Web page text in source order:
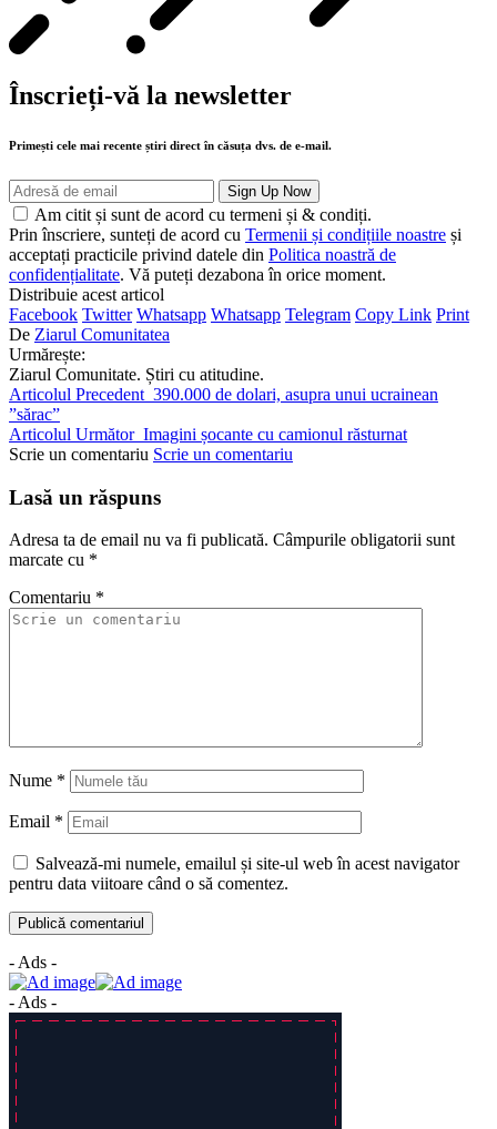
Înscrieți-vă la newsletter
Primești cele mai recente știri direct în căsuța dvs. de e-mail.
Am citit și sunt de acord cu termeni și & condiți.
Prin înscriere, sunteți de acord cu Termenii și condițiile noastre și
acceptați practicile privind datele din Politica noastră de
confidențialitate. Vă puteți dezabona în orice moment.
Distribuie acest articol
Facebook Twitter Whatsapp Whatsapp Telegram Copy Link Print
De Ziarul Comunitatea
Urmărește:
Ziarul Comunitate. Știri cu atitudine.
Articolul Precedent 390.000 de dolari, asupra unui ucrainean
”sărac”
Articolul Următor Imagini șocante cu camionul răsturnat
Scrie un comentariu Scrie un comentariu
Lasă un răspuns
Adresa ta de email nu va fi publicată. Câmpurile obligatorii sunt
marcate cu *
Comentariu *
Nume *
Email *
Salvează-mi numele, emailul și site-ul web în acest navigator
pentru data viitoare când o să comentez.
- Ads -
- Ads -